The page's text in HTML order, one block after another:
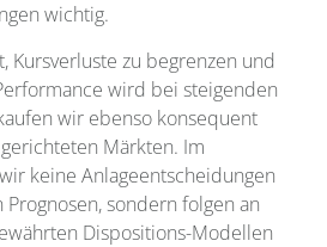
wichtig.
Kursverluste zu begrenzen und
wird bei steigenden
wir ebenso konsequent
Märkten. Im
keine Anlageentscheidungen
sondern folgen an
Dispositions-Modellen